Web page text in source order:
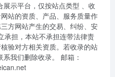
示平台，仅按站点类型 、收
站的资质、产品、服务质量作
方网站产生的交易、纠纷、安
承担，本站不承担连带法律责
验对方相关资质。若收录的站
我们删除收录。 邮箱：